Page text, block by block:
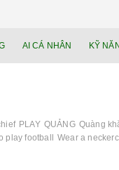
lực cá
AI CÁ NHÂN KỸ
PLAY QUẢNG Quàng
play football
Wear a